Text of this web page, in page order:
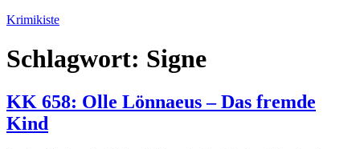
Zum
springen
Krimikiste
Schlagwort: Signe
KK 658: Olle Lönnaeus – Das fremde
Kind